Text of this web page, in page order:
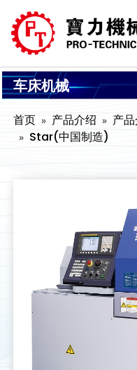
车床机械
首页 产品介绍 产
Star(中国制造)